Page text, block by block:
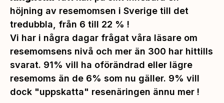
höjning av resemomsen i Sverige till det
tredubbla, från 6 till 22 % !
Vi har i några dagar frågat våra läsare om
resemomsens nivå och mer än 300 har hittills
svarat. 91% vill ha oförändrad eller lägre
resemoms än de 6% som nu gäller. 9% vill
dock "uppskatta" resenäringen ännu mer !